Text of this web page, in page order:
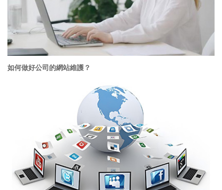
如何做好公司的網站維護？